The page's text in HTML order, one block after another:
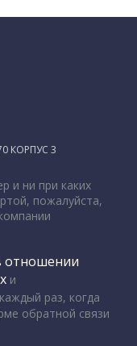
КОРПУС 3
и ни при каких
пожалуйста,
отношении
и
каждый раз, когда
обратной связи